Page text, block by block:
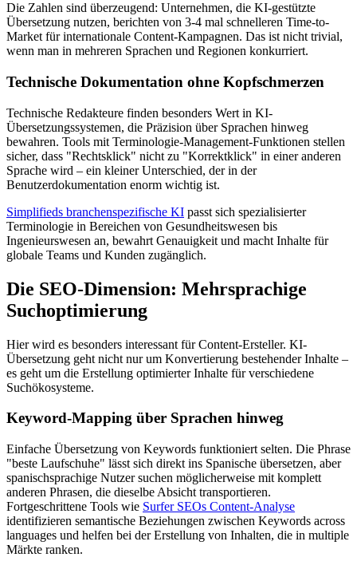
Die Zahlen sind überzeugend: Unternehmen, die KI-gestützte
Übersetzung nutzen, berichten von 3-4 mal schnelleren Time-to-
Market für internationale Content-Kampagnen. Das ist nicht trivial,
wenn man in mehreren Sprachen und Regionen konkurriert.
Technische Dokumentation ohne Kopfschmerzen
Technische Redakteure finden besonders Wert in KI-
Übersetzungssystemen, die Präzision über Sprachen hinweg
bewahren. Tools mit Terminologie-Management-Funktionen stellen
sicher, dass "Rechtsklick" nicht zu "Korrektklick" in einer anderen
Sprache wird – ein kleiner Unterschied, der in der
Benutzerdokumentation enorm wichtig ist.
Simplifieds branchenspezifische KI passt sich spezialisierter
Terminologie in Bereichen von Gesundheitswesen bis
Ingenieurswesen an, bewahrt Genauigkeit und macht Inhalte für
globale Teams und Kunden zugänglich.
Die SEO-Dimension: Mehrsprachige
Suchoptimierung
Hier wird es besonders interessant für Content-Ersteller. KI-
Übersetzung geht nicht nur um Konvertierung bestehender Inhalte –
es geht um die Erstellung optimierter Inhalte für verschiedene
Suchökosysteme.
Keyword-Mapping über Sprachen hinweg
Einfache Übersetzung von Keywords funktioniert selten. Die Phrase
"beste Laufschuhe" lässt sich direkt ins Spanische übersetzen, aber
spanischsprachige Nutzer suchen möglicherweise mit komplett
anderen Phrasen, die dieselbe Absicht transportieren.
Fortgeschrittene Tools wie Surfer SEOs Content-Analyse
identifizieren semantische Beziehungen zwischen Keywords across
languages und helfen bei der Erstellung von Inhalten, die in multiple
Märkte ranken.